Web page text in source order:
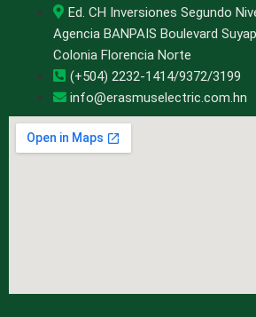
Ed. CH Inversiones Segundo
Agencia BANPAIS Boulevard
Colonia Florencia Norte
(+504) 2232-1414/9372/3199
info@erasmuselectric.com.hn